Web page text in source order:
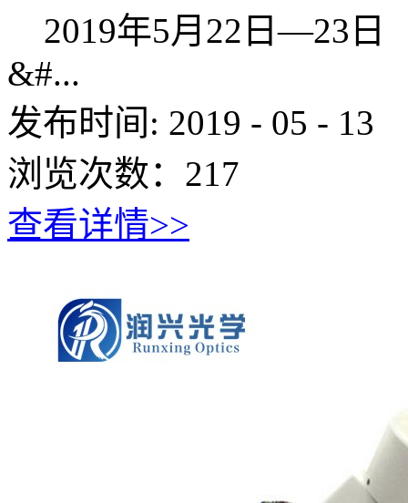
2019年5
&#...
发布时间: 2019 - 05 - 13
浏览次数： 217
查看详情>>